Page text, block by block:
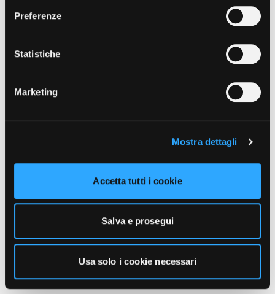
unicamente i cookie necessari alla navigazione. Per
funzionamento, puoi prendere visione dell’informativa
cliccando qui.
Preferenze
Statistiche
Marketing
Mostra dettagli
Accetta tutti i cookie
Salva e prosegui
Usa solo i cookie necessari
404